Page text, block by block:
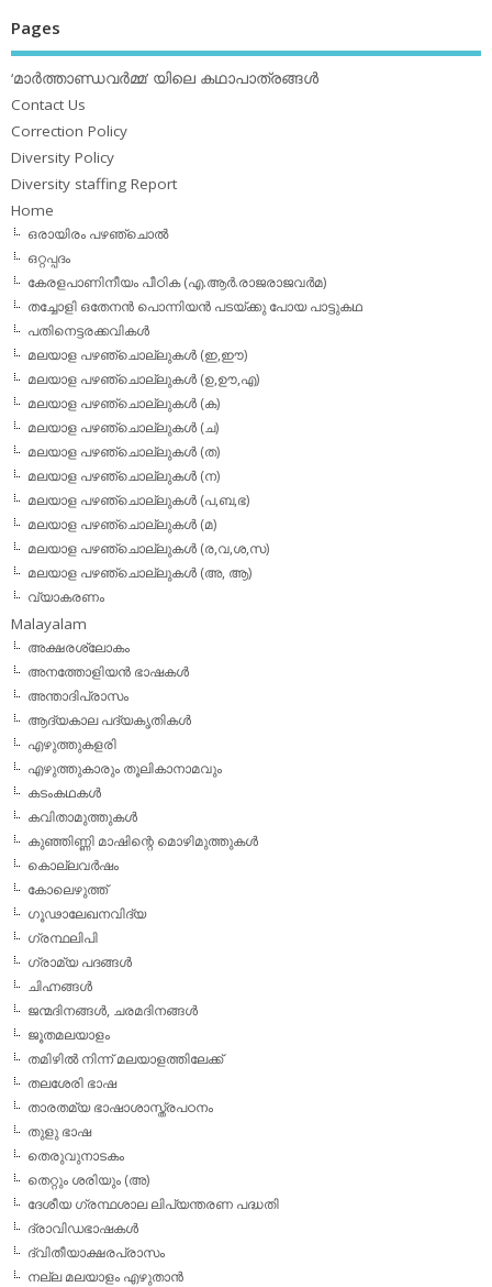
Pages
‘മാര്‍ത്താണ്ഡവര്‍മ്മ’ യിലെ കഥാപാത്രങ്ങള്‍
Contact Us
Correction Policy
Diversity Policy
Diversity staffing Report
Home
ഒരായിരം പഴഞ്ചൊല്‍
ഒറ്റപ്പദം
കേരളപാണിനീയം പീഠിക (എ.ആര്‍.രാജരാജവര്‍മ)
തച്ചോളി ഒതേനൻ പൊന്നിയൻ പടയ്‌ക്കു പോയ പാട്ടുകഥ
പതിനെട്ടരക്കവികള്‍
മലയാള പഴഞ്ചൊല്ലുകള്‍ (ഇ,ഈ)
മലയാള പഴഞ്ചൊല്ലുകള്‍ (ഉ,ഊ,എ)
മലയാള പഴഞ്ചൊല്ലുകള്‍ (ക)
മലയാള പഴഞ്ചൊല്ലുകള്‍ (ച)
മലയാള പഴഞ്ചൊല്ലുകള്‍ (ത)
മലയാള പഴഞ്ചൊല്ലുകള്‍ (ന)
മലയാള പഴഞ്ചൊല്ലുകള്‍ (പ,ബ,ഭ)
മലയാള പഴഞ്ചൊല്ലുകള്‍ (മ)
മലയാള പഴഞ്ചൊല്ലുകള്‍ (ര,വ,ശ,സ)
മലയാള പഴഞ്ചൊല്ലുകൾ (അ, ആ)
വ്യാകരണം
Malayalam
അക്ഷരശ്ലോകം
അനത്തോളിയന്‍ ഭാഷകള്‍
അന്താദിപ്രാസം
ആദ്യകാല പദ്യകൃതികള്‍
എഴുത്തുകളരി
എഴുത്തുകാരും തൂലികാനാമവും
കടംകഥകള്‍
കവിതാമുത്തുകള്‍
കുഞ്ഞിണ്ണി മാഷിന്റെ മൊഴിമുത്തുകള്‍
കൊല്ലവര്‍ഷം
കോലെഴുത്ത്
ഗൂഢാലേഖനവിദ്യ
ഗ്രന്ഥലിപി
ഗ്രാമ്യ പദങ്ങള്‍
ചിഹ്നങ്ങള്‍
ജന്മദിനങ്ങള്‍, ചരമദിനങ്ങള്‍
ജൂതമലയാളം
തമിഴില്‍ നിന്ന് മലയാളത്തിലേക്ക്
തലശേരി ഭാഷ
താരതമ്യ ഭാഷാശാസ്ത്രപഠനം
തുളു ഭാഷ
തെരുവുനാടകം
തെറ്റും ശരിയും (അ)
ദേശീയ ഗ്രന്ഥശാല ലിപ്യന്തരണ പദ്ധതി
ദ്രാവിഡഭാഷകള്‍
ദ്വിതീയാക്ഷരപ്രാസം
നല്ല മലയാളം എഴുതാന്‍